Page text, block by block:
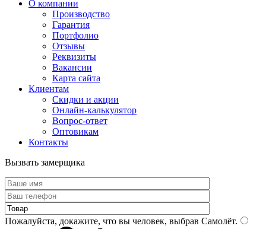
О компании
Производство
Гарантия
Портфолио
Отзывы
Реквизиты
Вакансии
Карта сайта
Клиентам
Скидки и акции
Онлайн-калькулятор
Вопрос-ответ
Оптовикам
Контакты
Вызвать замерщика
Пожалуйста, докажите, что вы человек, выбрав Самолёт.